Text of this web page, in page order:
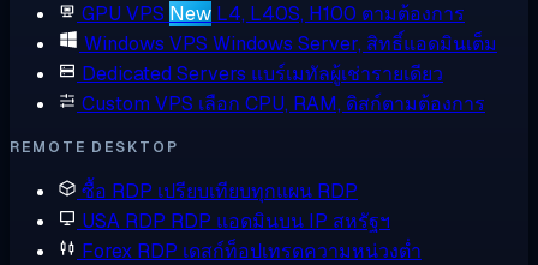
GPU VPS New L4, L40S, H100 ตามต้องการ
Windows VPS Windows Server, สิทธิ์แอดมินเต็ม
Dedicated Servers แบร์เมทัลผู้เช่ารายเดียว
Custom VPS เลือก CPU, RAM, ดิสก์ตามต้องการ
REMOTE DESKTOP
ซื้อ RDP เปรียบเทียบทุกแผน RDP
USA RDP RDP แอดมินบน IP สหรัฐฯ
Forex RDP เดสก์ท็อปเทรดความหน่วงต่ำ